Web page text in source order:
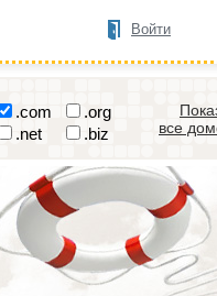
Войти
.com
.org
.net .biz
все